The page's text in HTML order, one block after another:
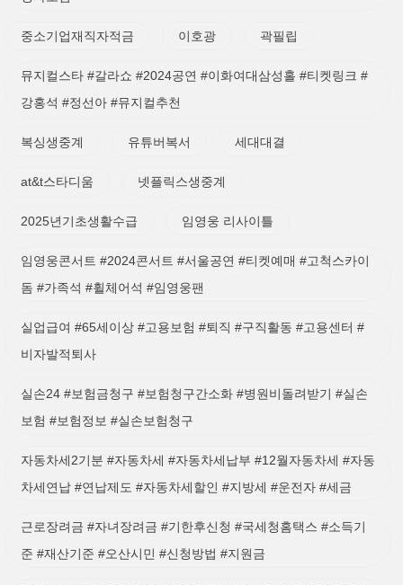
중소기업재직자적금 이호광 곽필립
뮤지컬스타 #갈라쇼 #2024공연 #이화여대삼성홀 #티켓링크 #
강홍석 #정선아 #뮤지컬추천
복싱생중계 유튜버복서 세대대결
at&t스타디움 넷플릭스생중계
2025년기초생활수급 임영웅 리사이틀
임영웅콘서트 #2024콘서트 #서울공연 #티켓예매 #고척스카이
돔 #가족석 #휠체어석 #임영웅팬
실업급여 #65세이상 #고용보험 #퇴직 #구직활동 #고용센터 #
비자발적퇴사
실손24 #보험금청구 #보험청구간소화 #병원비돌려받기 #실손
보험 #보험정보 #실손보험청구
자동차세2기분 #자동차세 #자동차세납부 #12월자동차세 #자동
차세연납 #연납제도 #자동차세할인 #지방세 #운전자 #세금
근로장려금 #자녀장려금 #기한후신청 #국세청홈택스 #소득기
준 #재산기준 #오산시민 #신청방법 #지원금